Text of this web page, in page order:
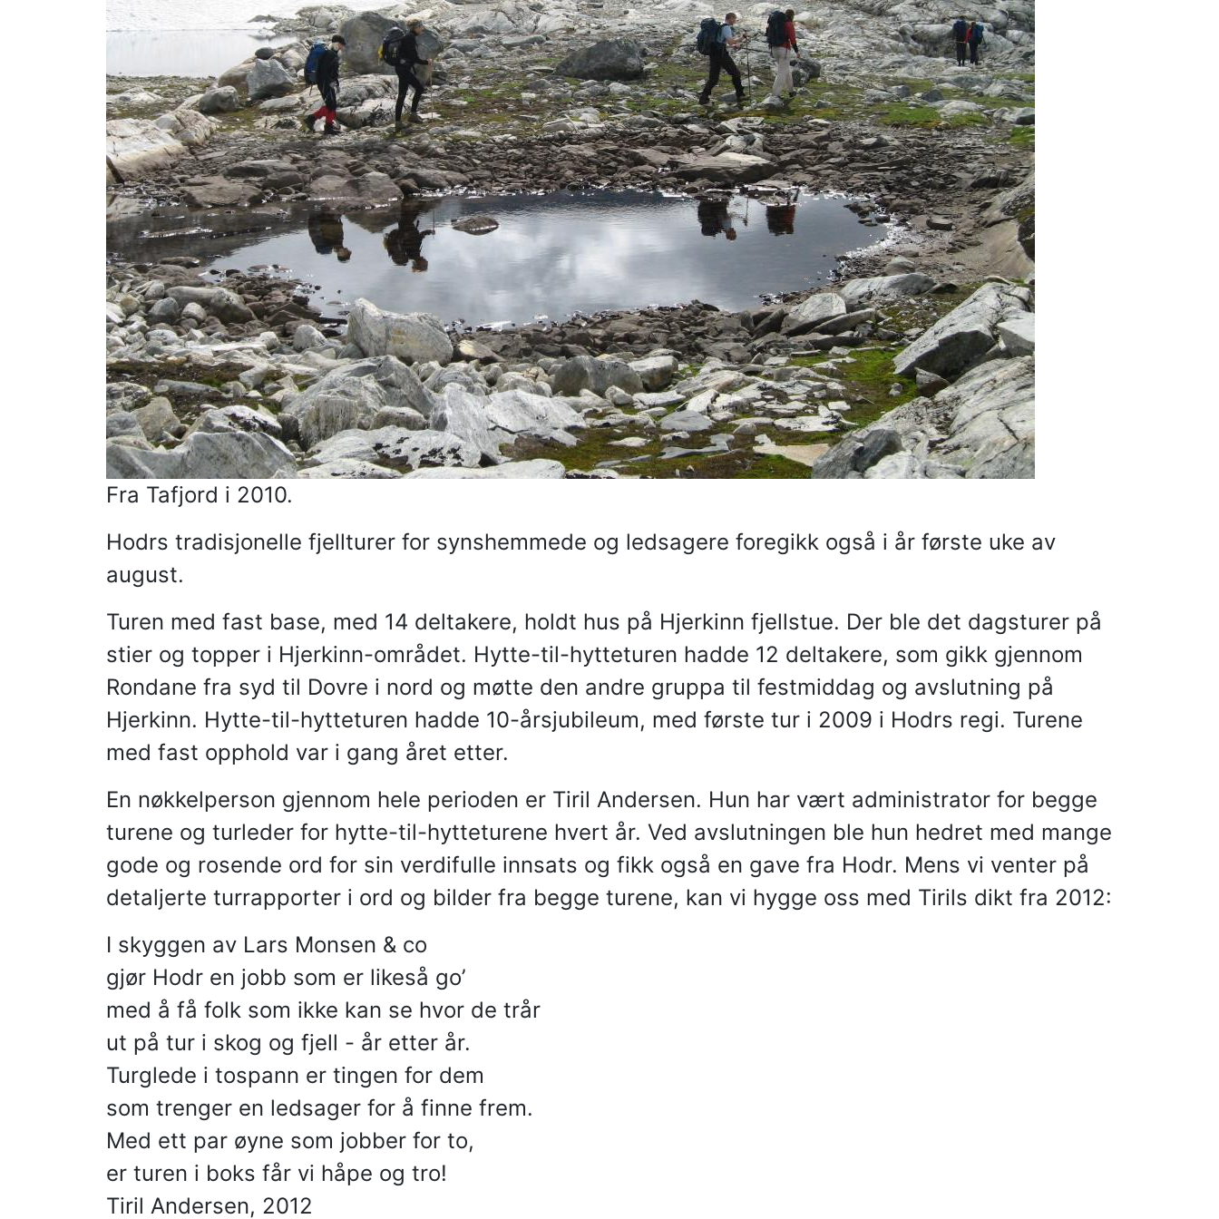
Fra Tafjord i 2010.
Hodrs tradisjonelle fjellturer for synshemmede og ledsagere foregikk også i år første uke av
august.
Turen med fast base, med 14 deltakere, holdt hus på Hjerkinn fjellstue. Der ble det dagsturer på
stier og topper i Hjerkinn-området. Hytte-til-hytteturen hadde 12 deltakere, som gikk gjennom
Rondane fra syd til Dovre i nord og møtte den andre gruppa til festmiddag og avslutning på
Hjerkinn. Hytte-til-hytteturen hadde 10-årsjubileum, med første tur i 2009 i Hodrs regi. Turene
med fast opphold var i gang året etter.
En nøkkelperson gjennom hele perioden er Tiril Andersen. Hun har vært administrator for begge
turene og turleder for hytte-til-hytteturene hvert år. Ved avslutningen ble hun hedret med mange
gode og rosende ord for sin verdifulle innsats og fikk også en gave fra Hodr. Mens vi venter på
detaljerte turrapporter i ord og bilder fra begge turene, kan vi hygge oss med Tirils dikt fra 2012:
I skyggen av Lars Monsen & co
gjør Hodr en jobb som er likeså go’
med å få folk som ikke kan se hvor de trår
ut på tur i skog og fjell - år etter år.
Turglede i tospann er tingen for dem
som trenger en ledsager for å finne frem.
Med ett par øyne som jobber for to,
er turen i boks får vi håpe og tro!
Tiril Andersen, 2012